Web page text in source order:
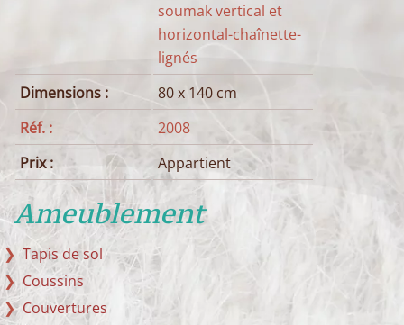
soumak vertical et
horizontal-chaînette-
lignés
Dimensions :
80 x 140 cm
Réf. :
2008
Prix :
Appartient
Ameublement
Tapis de sol
Coussins
Couvertures